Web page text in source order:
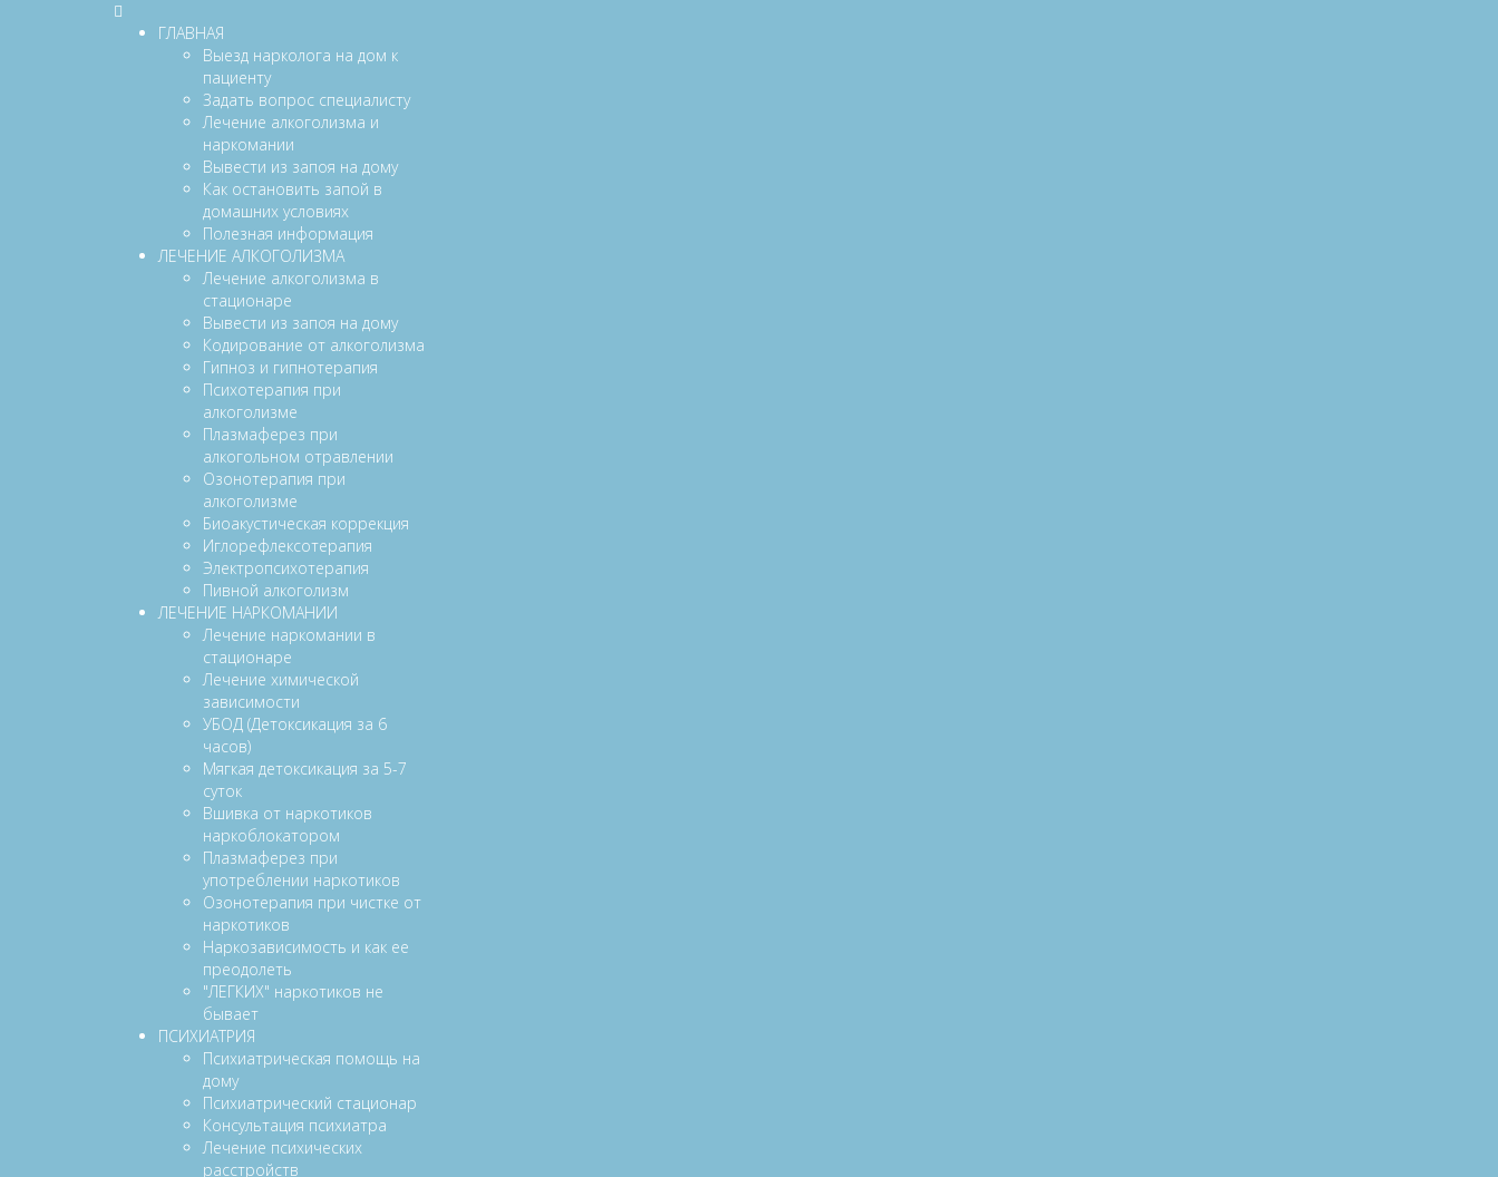
ГЛАВНАЯ
Выезд нарколога на дом к
пациенту
Задать вопрос специалисту
Лечение алкоголизма и
наркомании
Вывести из запоя на дому
Как остановить запой в
домашних условиях
Полезная информация
ЛЕЧЕНИЕ АЛКОГОЛИЗМА
Лечение алкоголизма в
стационаре
Вывести из запоя на дому
Кодирование от алкоголизма
Гипноз и гипнотерапия
Психотерапия при
алкоголизме
Плазмаферез при
алкогольном отравлении
Озонотерапия при
алкоголизме
Биоакустическая коррекция
Иглорефлексотерапия
Электропсихотерапия
Пивной алкоголизм
ЛЕЧЕНИЕ НАРКОМАНИИ
Лечение наркомании в
стационаре
Лечение химической
зависимости
УБОД (Детоксикация за 6
часов)
Мягкая детоксикация за 5-7
суток
Вшивка от наркотиков
наркоблокатором
Плазмаферез при
употреблении наркотиков
Озонотерапия при чистке от
наркотиков
Наркозависимость и как ее
преодолеть
"ЛЕГКИХ" наркотиков не
бывает
ПСИХИАТРИЯ
Психиатрическая помощь на
дому
Психиатрический стационар
Консультация психиатра
Лечение психических
расстройств